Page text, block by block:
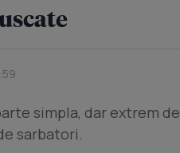
simpla, dar extrem de
sarbatori.